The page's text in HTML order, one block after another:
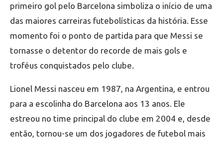
primeiro gol pelo Barcelona simboliza o início de uma
das maiores carreiras futebolísticas da história. Esse
momento foi o ponto de partida para que Messi se
tornasse o detentor do recorde de mais gols e
troféus conquistados pelo clube.
Lionel Messi nasceu em 1987, na Argentina, e entrou
para a escolinha do Barcelona aos 13 anos. Ele
estreou no time principal do clube em 2004 e, desde
então, tornou-se um dos jogadores de futebol mais